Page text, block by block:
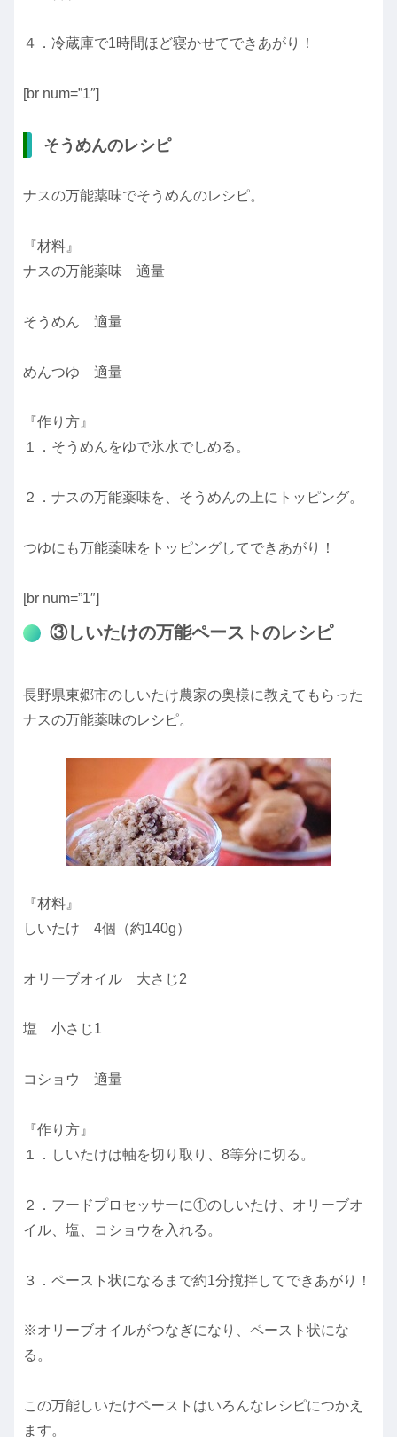
４．冷蔵庫で1時間ほど寝かせてできあがり！
[br num=”1″]
そうめんのレシピ
ナスの万能薬味でそうめんのレシピ。
『材料』
ナスの万能薬味 適量
そうめん 適量
めんつゆ 適量
『作り方』
１．そうめんをゆで氷水でしめる。
２．ナスの万能薬味を、そうめんの上にトッピング。
つゆにも万能薬味をトッピングしてできあがり！
[br num=”1″]
③しいたけの万能ペーストのレシピ
長野県東郷市のしいたけ農家の奥様に教えてもらった
ナスの万能薬味のレシピ。
『材料』
しいたけ 4個（約140g）
オリーブオイル 大さじ2
塩 小さじ1
コショウ 適量
『作り方』
１．しいたけは軸を切り取り、8等分に切る。
２．フードプロセッサーに①のしいたけ、オリーブオ
イル、塩、コショウを入れる。
３．ペースト状になるまで約1分撹拌してできあがり！
※オリーブオイルがつなぎになり、ペースト状にな
る。
この万能しいたけペーストはいろんなレシピにつかえ
ます。